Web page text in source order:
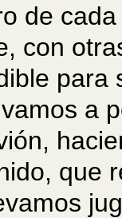
de
con
para
a
que